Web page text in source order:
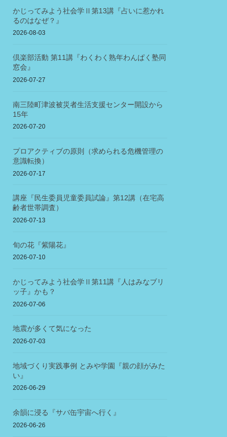
かじってみよう社会学Ⅱ第13講『占いに惹かれ
るのはなぜ？』
2026-08-03
倶楽部活動 第11講『わくわく熟年わんぱく塾同
窓会』
2026-07-27
南三陸町津波被災者生活支援センター開設から
15年
2026-07-20
プロアクティブの原則（求められる危機管理の
意識転換）
2026-07-17
講座『民生委員児童委員試論』第12講（在宅高
齢者世帯調査）
2026-07-13
旬の花『紫陽花』
2026-07-10
かじってみよう社会学Ⅱ第11講『人はみなブリ
ッ子』かも？
2026-07-06
地震が多くて気になった
2026-07-03
地域づくり実践事例 とみや学園『親の顔がみた
い』
2026-06-29
余韻に浸る『サバ缶宇宙へ行く』
2026-06-26